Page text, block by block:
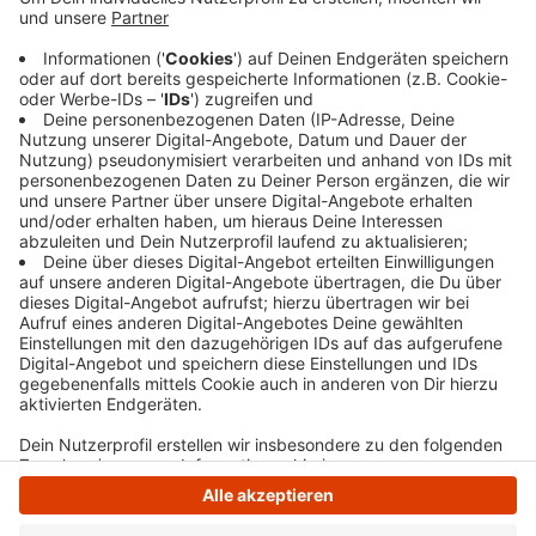
Montag (27.01.25) mit den Arbeiten am
Stadt, dass die Ruhrbrücke bis Ende April nur
einspurig befahrbar ist. Der Verkehr wird mit einer
Baustellenampel geregelt.
Veröffentlicht:Mittwoch, 29.01.2025 13:48
Anzeige
Anzeige